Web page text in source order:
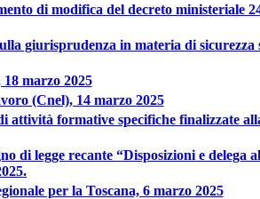
di modifica del decreto ministeriale
giurisprudenza in materia di
marzo 2025
(Cnel), 14 marzo 2025
attività formative specifiche finalizzate
di legge recante “Disposizioni e delega
per la Toscana, 6 marzo 2025